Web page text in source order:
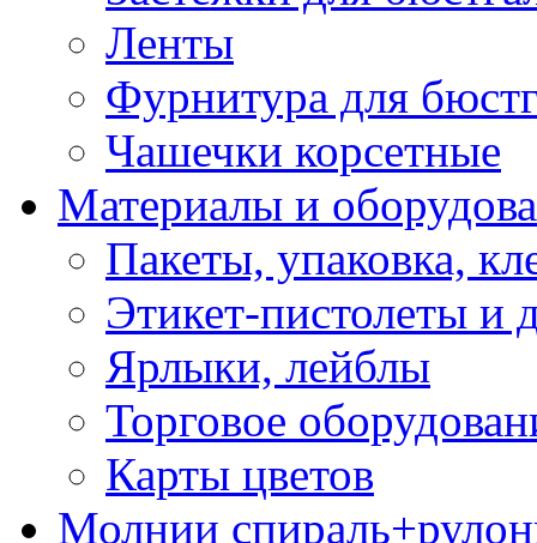
Ленты
Фурнитура для
Чашечки корсетные
Материалы и
Пакеты, упаковка,
Этикет-пистолеты и
Ярлыки, лейблы
Торговое
Карты цветов
Молнии